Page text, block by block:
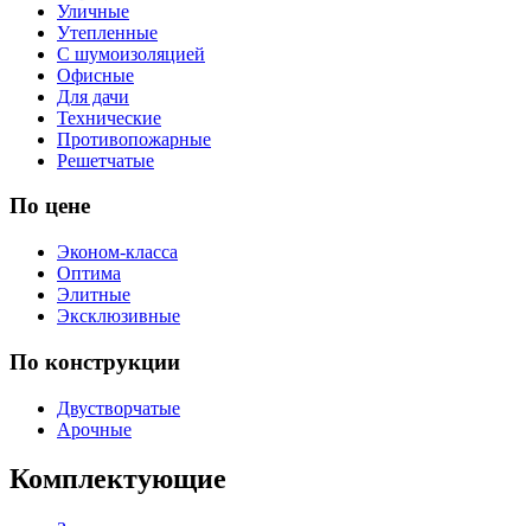
Уличные
Утепленные
С шумоизоляцией
Офисные
Для дачи
Технические
Противопожарные
Решетчатые
По цене
Эконом-класса
Оптима
Элитные
Эксклюзивные
По конструкции
Двустворчатые
Арочные
Комплектующие